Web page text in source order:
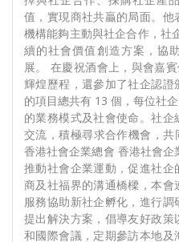
值，實現商社共贏的局面。
機構能夠主動與社企合作，社
續的社會價值創造方案，協
展。 在慶祝酒會上，與會嘉
輝煌歷程，還參加了社企認
的項目總共有 13 個，每位社
的業務模式及社會使命。社
交流，積極尋求合作機會，
香港社會企業總會 香港社會
推動社會企業運動，促進社企
商及社福界的溝通橋樑，本
服務協助新社企孵化，進行
提出解決方案，倡導友好政
和國際會議，定期參訪本地